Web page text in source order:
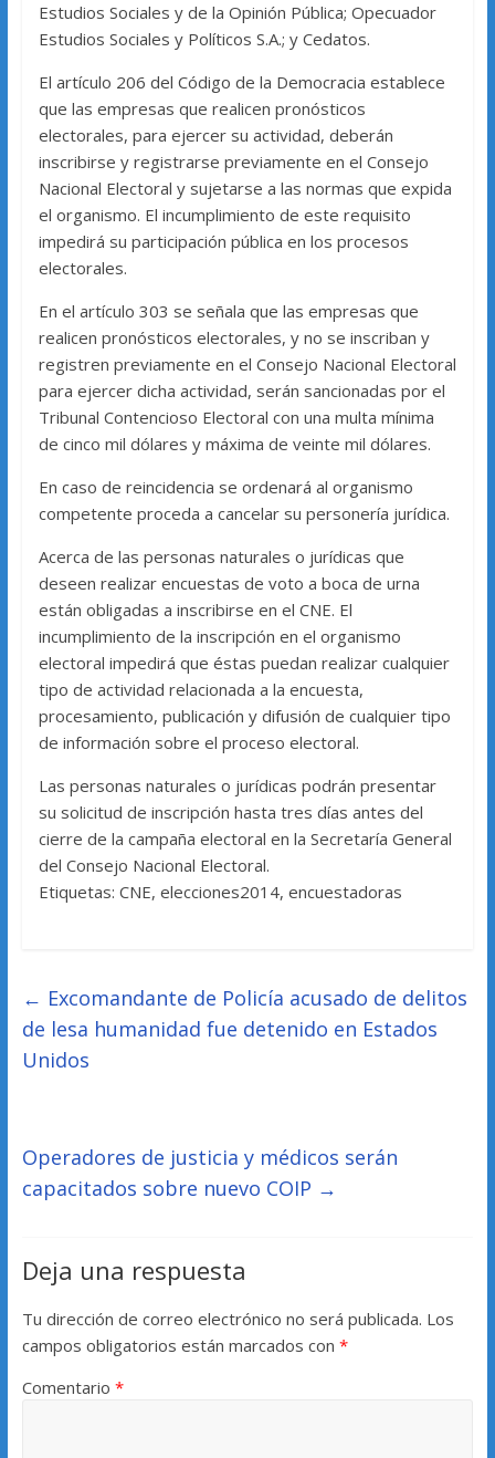
Estudios Sociales y de la Opinión Pública; Opecuador
Estudios Sociales y Políticos S.A.; y Cedatos.
El artículo 206 del Código de la Democracia establece
que las empresas que realicen pronósticos
electorales, para ejercer su actividad, deberán
inscribirse y registrarse previamente en el Consejo
Nacional Electoral y sujetarse a las normas que expida
el organismo. El incumplimiento de este requisito
impedirá su participación pública en los procesos
electorales.
En el artículo 303 se señala que las empresas que
realicen pronósticos electorales, y no se inscriban y
registren previamente en el Consejo Nacional Electoral
para ejercer dicha actividad, serán sancionadas por el
Tribunal Contencioso Electoral con una multa mínima
de cinco mil dólares y máxima de veinte mil dólares.
En caso de reincidencia se ordenará al organismo
competente proceda a cancelar su personería jurídica.
Acerca de las personas naturales o jurídicas que
deseen realizar encuestas de voto a boca de urna
están obligadas a inscribirse en el CNE. El
incumplimiento de la inscripción en el organismo
electoral impedirá que éstas puedan realizar cualquier
tipo de actividad relacionada a la encuesta,
procesamiento, publicación y difusión de cualquier tipo
de información sobre el proceso electoral.
Las personas naturales o jurídicas podrán presentar
su solicitud de inscripción hasta tres días antes del
cierre de la campaña electoral en la Secretaría General
del Consejo Nacional Electoral.
Etiquetas: CNE, elecciones2014, encuestadoras
← Excomandante de Policía acusado de delitos
de lesa humanidad fue detenido en Estados
Unidos
Operadores de justicia y médicos serán
capacitados sobre nuevo COIP →
Deja una respuesta
Tu dirección de correo electrónico no será publicada. Los
campos obligatorios están marcados con *
Comentario *